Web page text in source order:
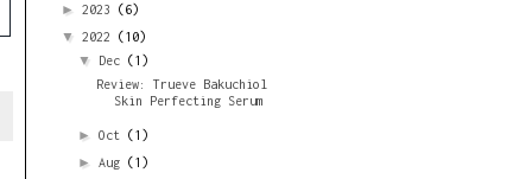
► 2023 (6)
▼ 2022 (10)
▼ Dec (1)
Review: Trueve Bakuchiol
Skin Perfecting Serum
►Oct (1)
►Aug (1)